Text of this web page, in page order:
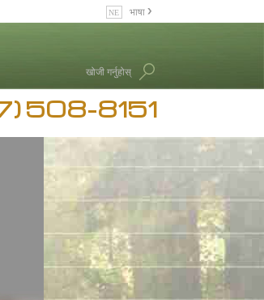
खोजी गर्नुहोस्
भाषा
Deutsch
Ελληνικά (Greek)
Hebrew
Magyar
日本語 (Japanese)
Nederlands
Norsk
508-8151